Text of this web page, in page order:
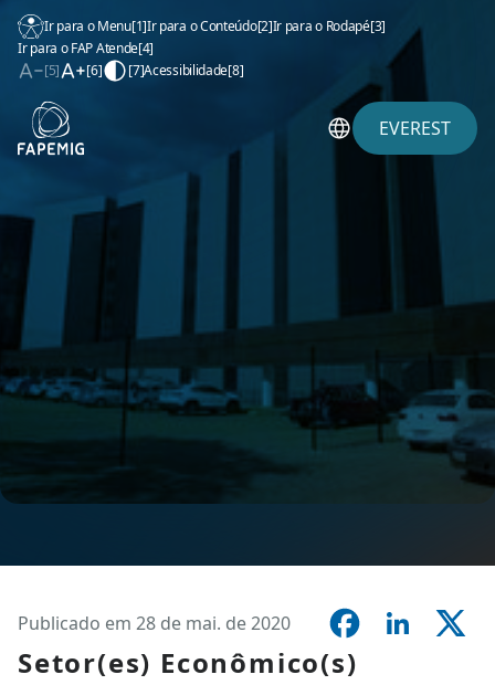
Ir para o Menu[1]Ir para o Conteúdo[2]Ir para o Rodapé[3]
Ir para o FAP Atende[4]
[5]
[6] [7]Acessibilidade[8]
EVEREST
Publicado em 28 de mai. de 2020
Setor(es) Econômico(s)